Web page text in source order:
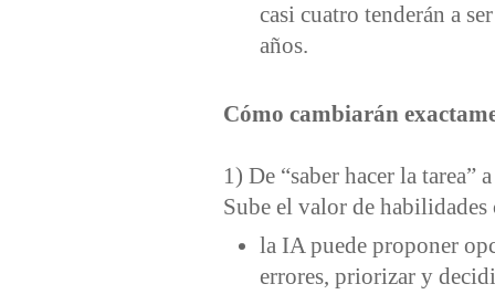
casi cuatro tenderán a
años.
Cómo cambiarán
1) De “saber hacer la tarea”
Sube el valor de
la IA puede proponer
errores, priorizar y